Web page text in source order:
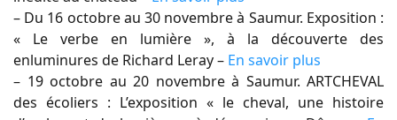
– Du 16 octobre au 30 novembre à Saumur. Exposition :
« Le verbe en lumière », à la découverte des
enluminures de Richard Leray – En savoir plus
– 19 octobre au 20 novembre à Saumur. ARTCHEVAL
des écoliers : L’exposition « le cheval, une histoire